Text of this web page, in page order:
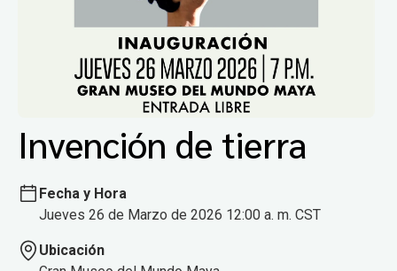
Invención de tierra
Fecha y Hora
Jueves 26 de Marzo de 2026 12:00 a. m. CST
Ubicación